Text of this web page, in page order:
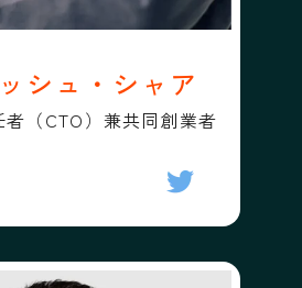
フォローする
ダーメッシ
シュ・シャア
（CTO）兼共同創業者